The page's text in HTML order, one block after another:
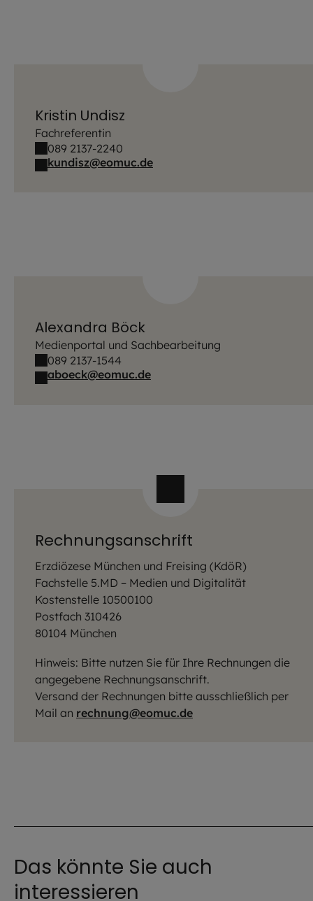
Kristin Undisz
Fachreferentin
089 2137-2240
kundisz@eomuc.de
Alexandra Böck
Medienportal und Sachbearbeitung
089 2137-1544
aboeck@eomuc.de
Rechnungsanschrift
Erzdiözese München und Freising (KdöR)
Fachstelle 5.MD – Medien und Digitalität
Kostenstelle 10500100
Postfach 310426
80104 München
Hinweis: Bitte nutzen Sie für Ihre Rechnungen die
angegebene Rechnungsanschrift.
Versand der Rechnungen bitte ausschließlich per
Mail an rechnung@eomuc.de
Das könnte Sie auch
interessieren